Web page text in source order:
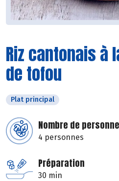
Riz cantonais à
de tofou
Plat principal
Nombre de
4 personnes
Préparation
30 min